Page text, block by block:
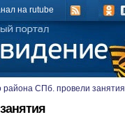
на rutube
района СПб. провели занятия